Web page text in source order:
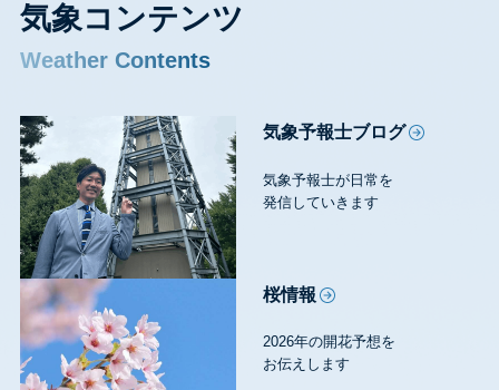
気象コンテンツ
Weather Contents
気象予報士ブログ
気象予報士が日常を
発信していきます
桜情報
2026年の開花予想を
お伝えします